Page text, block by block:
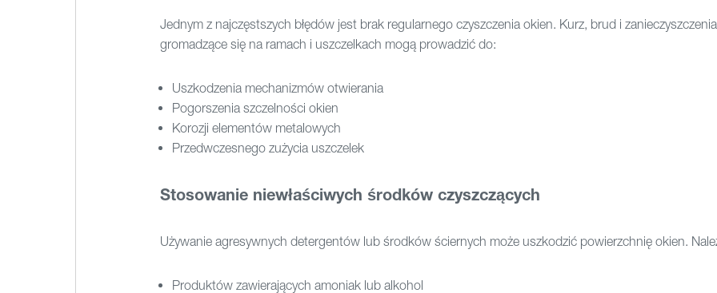
Jednym z najczęstszych błędów jest brak regularnego czyszczenia okien. Kurz, brud i zanieczyszczenia
gromadzące się na ramach i uszczelkach mogą prowadzić do:
Uszkodzenia mechanizmów otwierania
Pogorszenia szczelności okien
Korozji elementów metalowych
Przedwczesnego zużycia uszczelek
Stosowanie niewłaściwych środków czyszczących
Używanie agresywnych detergentów lub środków ściernych może uszkodzić powierzchnię okien.
Produktów zawierających amoniak lub alkohol